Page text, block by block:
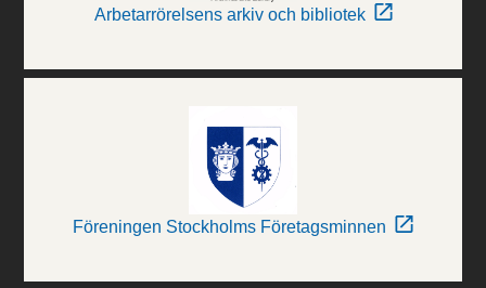
Arbetarrörelsens arkiv och bibliotek
Föreningen Stockholms Företagsminnen